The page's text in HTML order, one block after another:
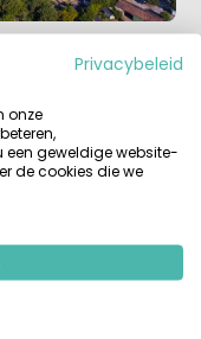
aan de oever
de l’Ardèche,
hier verkennen
kano. Zowel
met de
geniet je weer van
Privacybeleid
onze
een geweldige website-
de cookies die we